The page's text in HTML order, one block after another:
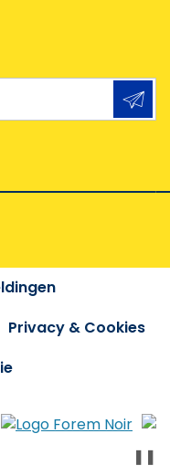
Privacy & Cookies
❚❚